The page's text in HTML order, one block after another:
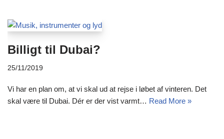
Billigt til Dubai?
25/11/2019
Vi har en plan om, at vi skal ud at rejse i løbet af vinteren. Det
skal være til Dubai. Dér er der vist varmt… Read More »